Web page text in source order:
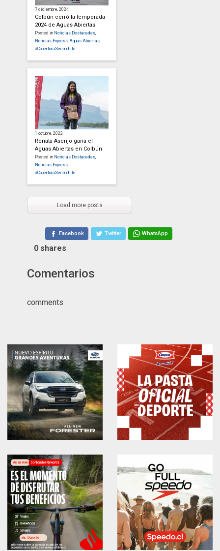
7 diciembre, 2024
Colbún cerró la temporada
2024 de Aguas Abiertas
Posted in Noticias Destacadas,
Noticias Express, Aguas Abiertas,
#CoberturaSwimchile
1 octubre, 2022
Renata Asenjo gana el
Aguas Abiertas en Colbún
Posted in Noticias Destacadas,
Noticias Express,
#CoberturaSwimchile
Load more posts
Facebook Twitter WhatsApp
0 shares
Comentarios
comments